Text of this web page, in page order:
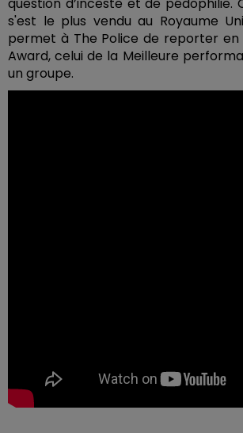
question d’inceste et de pédophilie.
s'est le plus vendu au Royaume
permet à The Police de reporter en
Award, celui de la Meilleure
un groupe.